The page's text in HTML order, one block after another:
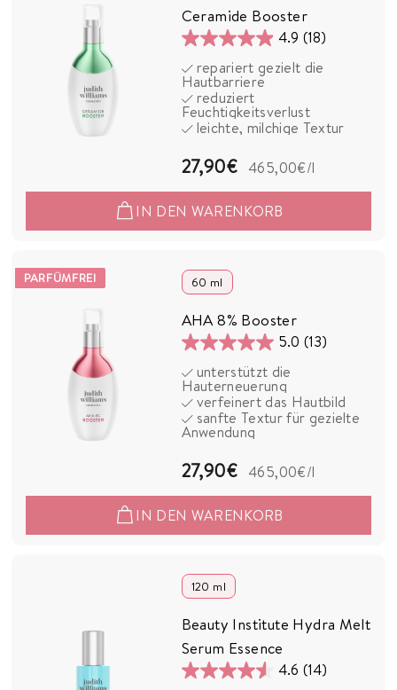
Ceramide Booster
4.9 (18)
4.9
von
5
Sternen.
18
Bewertungen
repariert gezielt die
Hautbarriere
reduziert
Feuchtigkeitsverlust
leichte, milchige Textur
27,90€2
7
,
465,00€/l
IN DEN WARENKORB
PARFÜMFREI 60 ml
AHA 8% Booster
5.0 (13)
5.0
von
5
Sternen.
13
Bewertungen
unterstützt die
Hauterneuerung
verfeinert das Hautbild
sanfte Textur für gezielte
Anwendung
27,90€2
7
,
465,00€/l
IN DEN WARENKORB
120 ml
Beauty Institute Hydra Melt
Serum Essence
4.6 (14)
4.6